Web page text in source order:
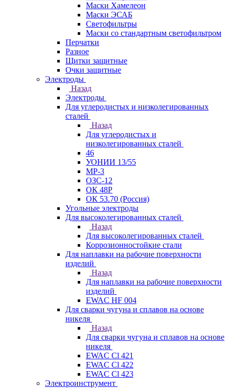
Маски Хамелеон
Маски ЭСАБ
Светофильтры
Маски со стандартным светофильтром
Перчатки
Разное
Щитки защитные
Очки защитные
Электроды
Назад
Электроды
Для углеродистых и низколегированных
сталей
Назад
Для углеродистых и
низколегированных сталей
46
УОНИИ 13/55
МР-3
ОЗС-12
ОК 48Р
ОК 53.70 (Россия)
Угольные электроды
Для высоколегированных сталей
Назад
Для высоколегированных сталей
Коррозионностойкие стали
Для наплавки на рабочие поверхности
изделий
Назад
Для наплавки на рабочие поверхности
изделий
EWAC HF 004
Для сварки чугуна и сплавов на основе
никеля
Назад
Для сварки чугуна и сплавов на основе
никеля
EWAC Cl 421
EWAC Cl 422
EWAC Cl 423
Электроинструмент